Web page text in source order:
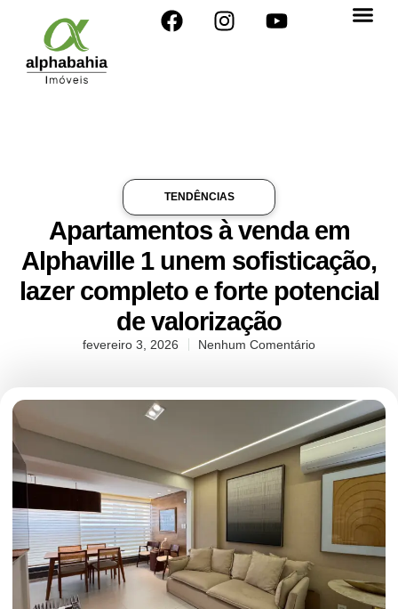
TENDÊNCIAS
Apartamentos à venda em
Alphaville 1 unem sofisticação,
lazer completo e forte potencial
de valorização
fevereiro 3, 2026 Nenhum Comentário